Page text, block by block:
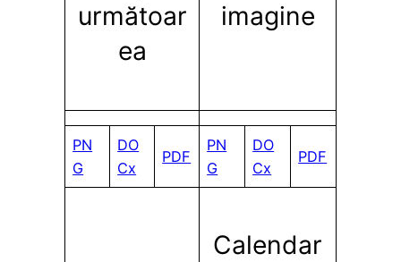
următoar
ea
imagine
PN
G
DO
Cx
PDF
PN
G
DO
Cx
PDF
Calendar